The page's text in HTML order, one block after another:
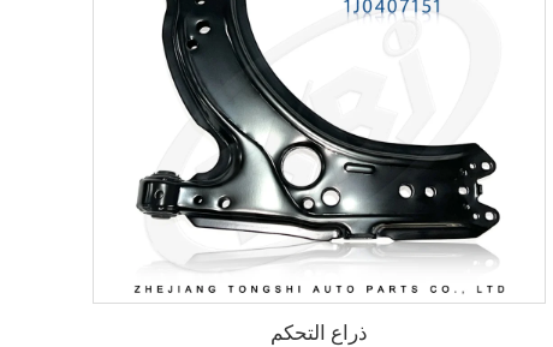
ذراع التحكم